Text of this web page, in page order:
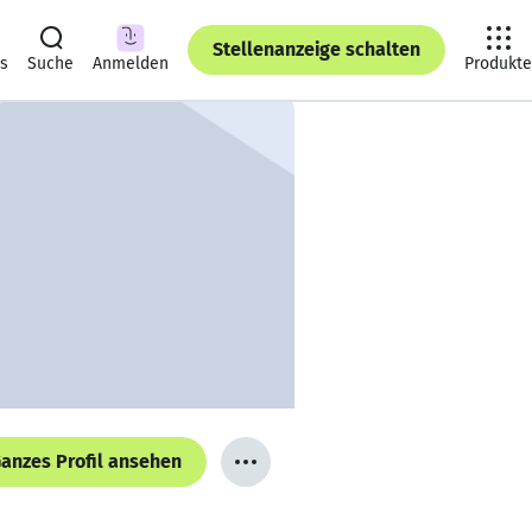
Suche Anmelden
Stellenanzeige schalten
Produkte
Profil ansehen